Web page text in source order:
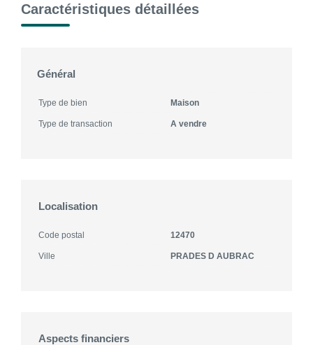
Caractéristiques détaillées
Général
Type de bien Maison
Type de transaction A vendre
Localisation
Code postal 12470
Ville PRADES D AUBRAC
Aspects financiers